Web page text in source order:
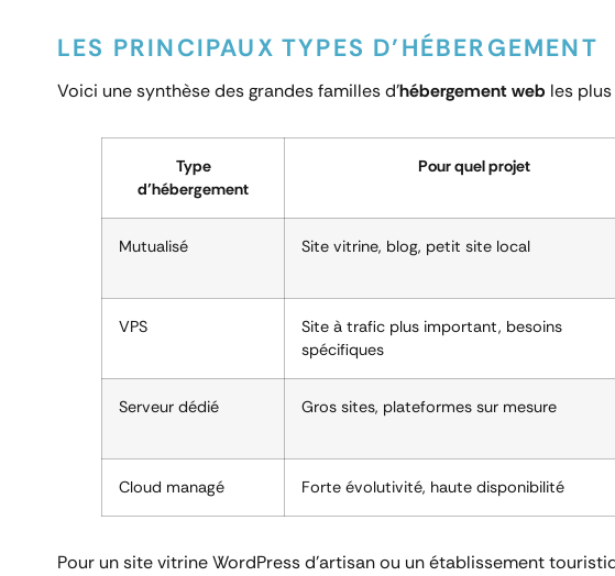
LES PRINCIPAUX TYPES D’HÉBERGEMENT
Voici une synthèse des grandes familles d’hébergement web les
Type
d’hébergement
Pour quel projet
Mutualisé Site vitrine, blog, petit site local
VPS
Site à trafic plus important, besoins
spécifiques
Serveur dédié Gros sites, plateformes sur mesure
Cloud managé Forte évolutivité, haute disponibilité
Pour un site vitrine WordPress d’artisan ou un établissement